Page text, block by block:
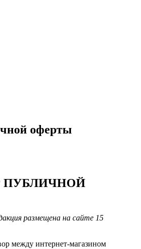
оферты
ПУБЛИЧНОЙ
размещена на сайте 15
между интернет-магазином